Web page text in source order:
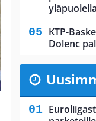
yläpuolella
KTP-
Dolenc